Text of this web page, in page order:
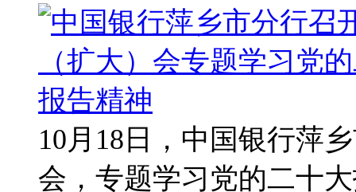
10月18日，中国银行萍
会，专题学习党的二十